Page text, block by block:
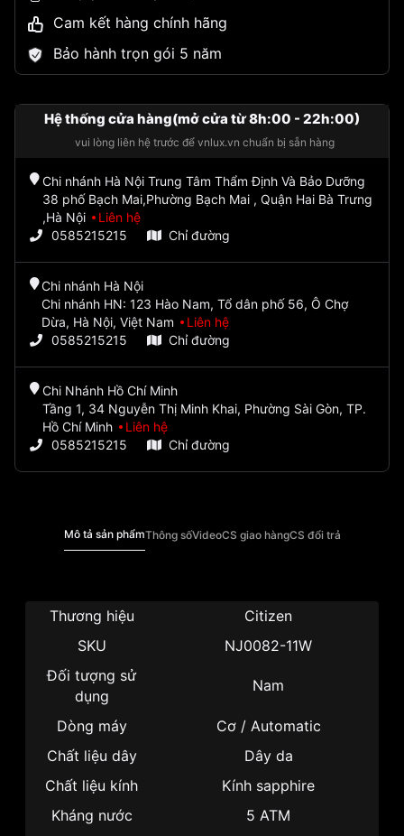
Cam kết hàng chính hãng
Bảo hành trọn gói 5 năm
Hệ thống cửa hàng(mở cửa từ 8h:00 - 22h:00)
vui lòng liên hệ trước để vnlux.vn chuẩn bị sẵn hàng
Chi nhánh Hà Nội Trung Tâm Thẩm Định Và Bảo Dưỡng
38 phố Bạch Mai,Phường Bạch Mai , Quận Hai Bà Trưng
,Hà Nội
Liên hệ
0585215215
Chỉ đường
Chi nhánh Hà Nội
Chi nhánh HN: 123 Hào Nam, Tổ dân phố 56, Ô Chợ
Dừa, Hà Nội, Việt Nam
Liên hệ
0585215215
Chỉ đường
Chi Nhánh Hồ Chí Minh
Tầng 1, 34 Nguyễn Thị Minh Khai, Phường Sài Gòn, TP.
Hồ Chí Minh
Liên hệ
0585215215
Chỉ đường
Mô tả sản phẩmThông sốVideoCS giao hàngCS đổi trả
Thương hiệu
Citizen
SKU
NJ0082-11W
Đối tượng sử
dụng
Nam
Dòng máy
Cơ / Automatic
Chất liệu dây
Dây da
Chất liệu kính
Kính sapphire
Kháng nước
5 ATM